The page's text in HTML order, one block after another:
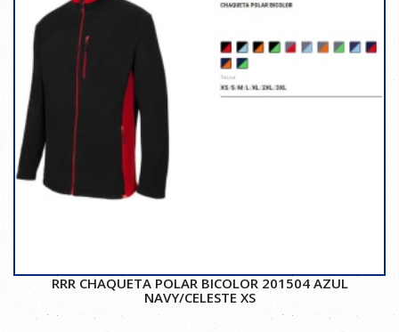
RRR CHAQUETA POLAR BICOLOR 201504 AZUL
NAVY/CELESTE XS